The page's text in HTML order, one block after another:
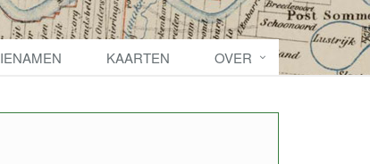
KAARTEN OVER